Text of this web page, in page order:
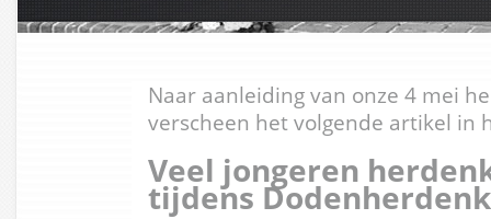
Naar aanleiding van onze 4 mei
verscheen het volgende artikel in
Veel jongeren
tijdens